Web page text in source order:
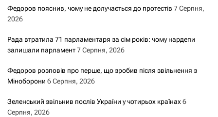
Федоров пояснив, чому не долучається до протестів 7 Серпня,
2026
Рада втратила 71 парламентаря за сім років: чому нардепи
залишали парламент7 Серпня, 2026
Федоров розповів про перше, що зробив після звільнення з
Міноборони 6 Серпня, 2026
Зеленський звільнив послів України у чотирьох країнах 6
Серпня, 2026